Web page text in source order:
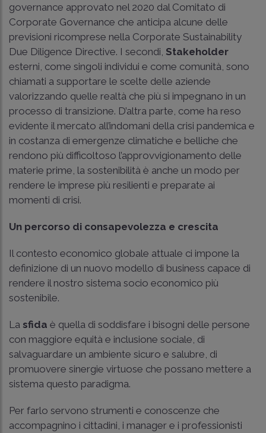
governance approvato nel 2020 dal Comitato di
Corporate Governance che anticipa alcune delle
previsioni ricomprese nella Corporate Sustainability
Due Diligence Directive. I secondi, Stakeholder
esterni, come singoli individui e come comunità, sono
chiamati a supportare le scelte delle aziende
valorizzando quelle realtà che più si impegnano in un
processo di transizione. D’altra parte, come ha reso
evidente il mercato all’indomani della crisi pandemica e
in costanza di emergenze climatiche e belliche che
rendono più difficoltoso l’approvvigionamento delle
materie prime, la sostenibilità è anche un modo per
rendere le imprese più resilienti e preparate ai
momenti di crisi.
Un percorso di consapevolezza e crescita
Il contesto economico globale attuale ci impone la
definizione di un nuovo modello di business capace di
rendere il nostro sistema socio economico più
sostenibile.
La sfida è quella di soddisfare i bisogni delle persone
con maggiore equità e inclusione sociale, di
salvaguardare un ambiente sicuro e salubre, di
promuovere sinergie virtuose che possano mettere a
sistema questo paradigma.
Per farlo servono strumenti e conoscenze che
accompagnino i cittadini, i manager e i professionisti